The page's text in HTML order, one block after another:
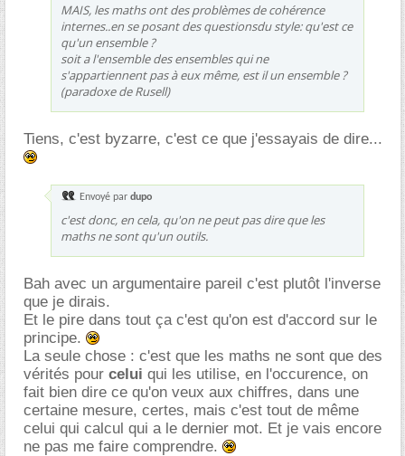
MAIS, les maths ont des problèmes de cohérence
internes..en se posant des questionsdu style: qu'est ce
qu'un ensemble ?
soit a l'ensemble des ensembles qui ne
s'appartiennent pas à eux même, est il un ensemble ?
(paradoxe de Rusell)
Tiens, c'est byzarre, c'est ce que j'essayais de dire...
Envoyé par dupo
c'est donc, en cela, qu'on ne peut pas dire que les
maths ne sont qu'un outils.
Bah avec un argumentaire pareil c'est plutôt l'inverse
que je dirais.
Et le pire dans tout ça c'est qu'on est d'accord sur le
principe.
La seule chose : c'est que les maths ne sont que des
vérités pour celui qui les utilise, en l'occurence, on
fait bien dire ce qu'on veux aux chiffres, dans une
certaine mesure, certes, mais c'est tout de même
celui qui calcul qui a le dernier mot. Et je vais encore
ne pas me faire comprendre.